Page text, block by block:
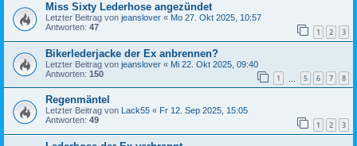
Miss Sixty Lederhose angezündet
Letzter Beitrag von jeanslover « Mo 27. Okt 2025, 10:57
Antworten: 47 1 2 3
Bikerlederjacke der Ex anbrennen?
Letzter Beitrag von jeanslover « Mi 22. Okt 2025, 09:40
Antworten: 150 1 5 6 7 8
Regenmäntel
Letzter Beitrag von Lack55 « Fr 12. Sep 2025, 15:05
Antworten: 49 1 2 3